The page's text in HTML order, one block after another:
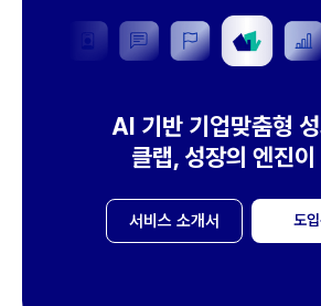
AI 기반 기업맞춤형
클랩, 성장의 엔진
서비스 소개서 도